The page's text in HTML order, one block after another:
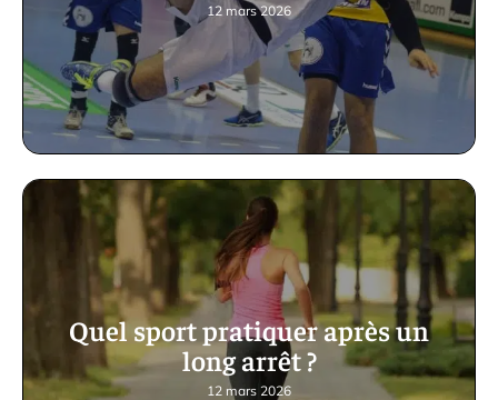
12 mars 2026
Quel sport pratiquer après un
long arrêt ?
12 mars 2026